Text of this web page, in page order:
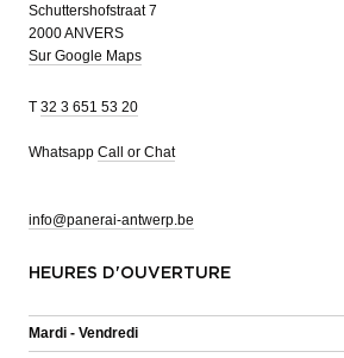
Schuttershofstraat 7
2000 ANVERS
Sur Google Maps
T 32 3 651 53 20
Whatsapp Call or Chat
info@panerai-antwerp.be
HEURES D'OUVERTURE
Mardi - Vendredi